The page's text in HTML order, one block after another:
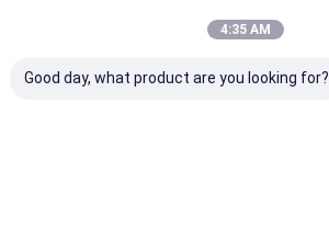
4:35 AM
Good day, what product are you looking for?